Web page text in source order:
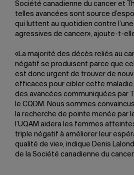
Société canadienne du cancer et
telles avancées sont source
qui luttent au quotidien contre
agressives de cancer», ajoute-t-
«La majorité des décès reliés au
négatif se produisent parce que
est donc urgent de trouver de
efficaces pour cibler cette
des avancées communiquées par
le CQDM. Nous sommes
la recherche de pointe menée par
l’UQAM aidera les femmes
triple négatif à améliorer leur
qualité de vie», indique Denis
de la Société canadienne du cancer.